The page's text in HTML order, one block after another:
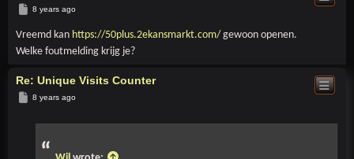
Post
8 years ago
Vreemd kan https://50plus.2ekansmarkt.com/ gewoon openen.
Welke foutmelding krijg je?
Re: Unique Visits Counter
Post
8 years ago